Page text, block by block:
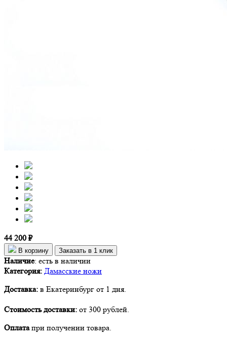
44 200 ₽
В корзину Заказать в 1 клик
Наличие: есть в наличии
Категория: Дамасские ножи
Доставка: в Екатеринбург от 1 дня.
Стоимость доставки: от 300 рублей.
Оплатапри получении товара.